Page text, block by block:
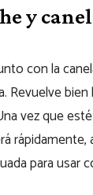
y
con la
vez que
para usar